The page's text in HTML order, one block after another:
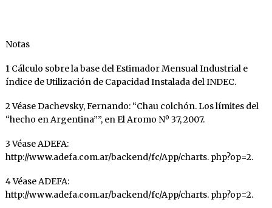
Notas
1 Cálculo sobre la base del Estimador Mensual Industrial e
índice de Utilización de Capacidad Instalada del INDEC.
2 Véase Dachevsky, Fernando: “Chau colchón. Los límites del
“hecho en Argentina””, en El Aromo Nº 37, 2007.
3 Véase ADEFA:
http://www.adefa.com.ar/backend/fc/App/charts. php?op=2.
4 Véase ADEFA:
http://www.adefa.com.ar/backend/fc/App/charts. php?op=2.